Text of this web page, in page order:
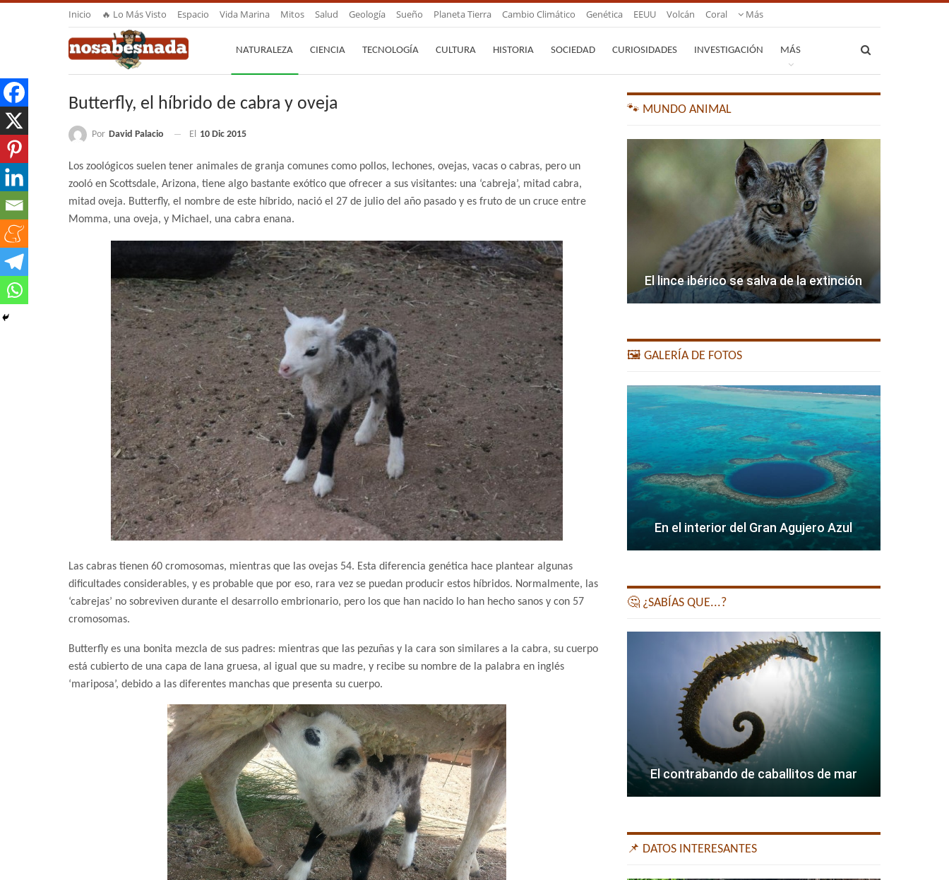
Inicio 🔥 Lo Más Visto Espacio Vida Marina Mitos Salud Geología Sueño Planeta Tierra Cambio Climático Genética EEUU Volcán Coral Más
NATURALEZA CIENCIA TECNOLOGÍA CULTURA HISTORIA SOCIEDAD CURIOSIDADES INVESTIGACIÓN MÁS
Butterfly, el híbrido de cabra y oveja
Por David Palacio El 10 Dic 2015
Los zoológicos suelen tener animales de granja comunes como pollos, lechones, ovejas, vacas o cabras, pero un
zooló en Scottsdale, Arizona, tiene algo bastante exótico que ofrecer a sus visitantes: una ‘cabreja’, mitad cabra,
mitad oveja. Butterfly, el nombre de este híbrido, nació el 27 de julio del año pasado y es fruto de un cruce entre
Momma, una oveja, y Michael, una cabra enana.
Las cabras tienen 60 cromosomas, mientras que las ovejas 54. Esta diferencia genética hace plantear algunas
dificultades considerables, y es probable que por eso, rara vez se puedan producir estos híbridos. Normalmente, las
‘cabrejas’ no sobreviven durante el desarrollo embrionario, pero los que han nacido lo han hecho sanos y con 57
cromosomas.
Butterfly es una bonita mezcla de sus padres: mientras que las pezuñas y la cara son similares a la cabra, su cuerpo
está cubierto de una capa de lana gruesa, al igual que su madre, y recibe su nombre de la palabra en inglés
‘mariposa’, debido a las diferentes manchas que presenta su cuerpo.
🐾 MUNDO ANIMAL
El lince ibérico se salva de la extinción
🖼️ GALERÍA DE FOTOS
En el interior del Gran Agujero Azul
🤔 ¿SABÍAS QUE...?
El contrabando de caballitos de mar
📌 DATOS INTERESANTES